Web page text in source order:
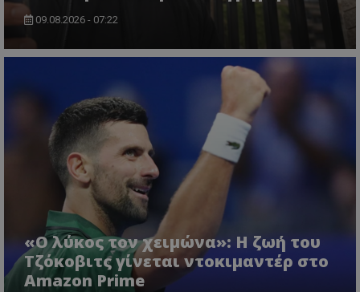
09.08.2026 - 07:22
«Ο λύκος τον χειμώνα»: Η ζωή του
Τζόκοβιτς γίνεται ντοκιμαντέρ στο
Amazon Prime